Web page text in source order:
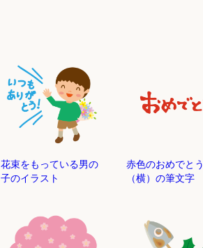
花束をもっている男の
子のイラスト
赤色のおめでとう
（横）の筆文字